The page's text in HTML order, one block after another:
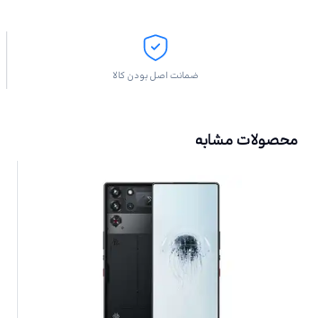
ضمانت اصل بودن کالا
محصولات مشابه